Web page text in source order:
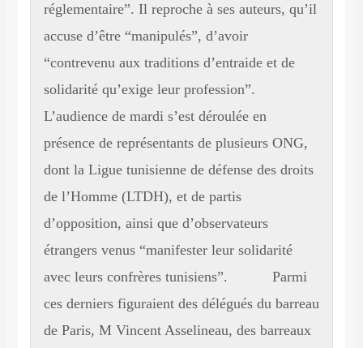
réglementaire”. Il reproche à ses auteurs, qu’il
accuse d’être “manipulés”, d’avoir
“contrevenu aux traditions d’entraide et de
solidarité qu’exige leur profession”.
L’audience de mardi s’est déroulée en
présence de représentants de plusieurs ONG,
dont la Ligue tunisienne de défense des droits
de l’Homme (LTDH), et de partis
d’opposition, ainsi que d’observateurs
étrangers venus “manifester leur solidarité
avec leurs confrères tunisiens”. Parmi
ces derniers figuraient des délégués du barreau
de Paris, M Vincent Asselineau, des barreaux